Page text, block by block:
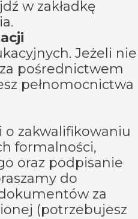
w zakładkę
Jeżeli nie
pośrednictwem
pełnomocnictwa
o zakwalifikowaniu
formalności,
oraz podpisanie
do
za
(potrzebujesz